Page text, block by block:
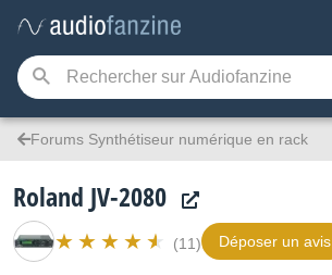
Forums Synthétiseur numérique en rack
Roland JV-2080
(11) Déposer un avis